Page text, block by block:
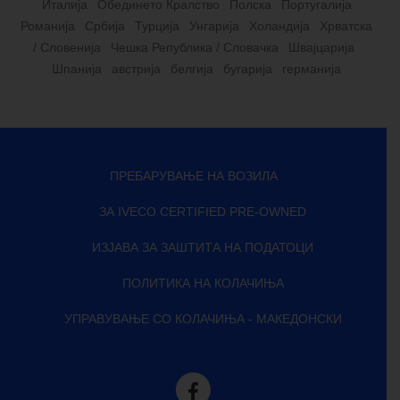
Италија
Обединето Кралство Полска
Португалија
Романија
Србија Турција Унгарија Холандија
Хрватска
/ Словенија
Чешка Република / Словачка
Швајцарија
Шпанија
австрија белгија бугарија германија
ПРЕБАРУВАЊЕ НА ВОЗИЛА
ЗА IVECO CERTIFIED PRE-OWNED
ИЗЈАВА ЗА ЗАШТИТА НА ПОДАТОЦИ
ПОЛИТИКА НА КОЛАЧИЊА
УПРАВУВАЊЕ СО КОЛАЧИЊА - МАКЕДОНСКИ